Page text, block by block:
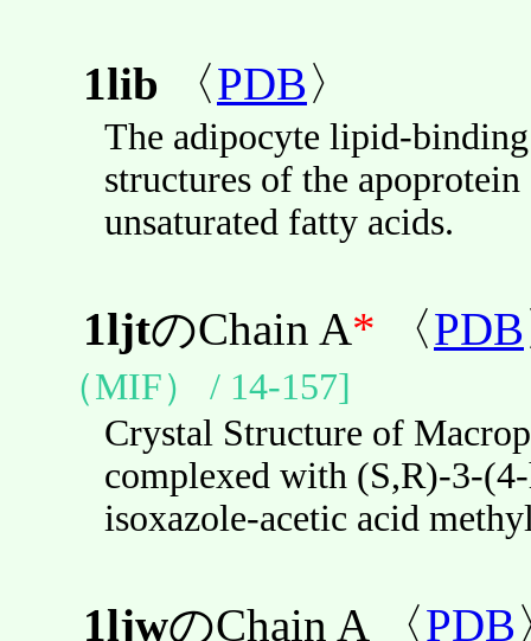
1lib 〈PDB〉
The adipocyte lipid-
structures of the
unsaturated fatty acids.
1ljtのChain A* 〈PDB
（MIF） / 14-157]
Crystal Structure of
complexed with (S,R)-3-
isoxazole-acetic acid
1ljwのChain A 〈PDB